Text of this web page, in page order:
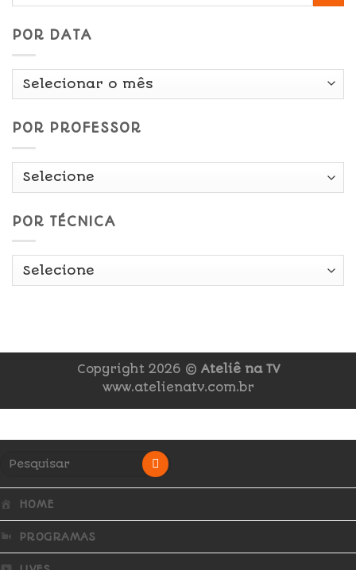
POR DATA
Por
POR PROFESSOR
POR TÉCNICA
Copyright 2026 © Ateliê na TV
www.atelienatv.com.br
HOME
PROGRAMAS